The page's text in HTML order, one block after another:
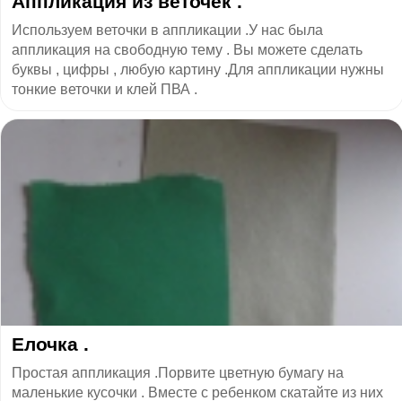
Используем веточки в аппликации .У нас была
аппликация на свободную тему . Вы можете сделать
буквы , цифры , любую картину .Для аппликации нужны
тонкие веточки и клей ПВА .
Елочка .
Простая аппликация .Порвите цветную бумагу на
маленькие кусочки . Вместе с ребенком скатайте из них